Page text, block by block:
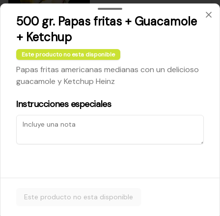
$5.200
Cheese Roll
Queso crema - palta - cebollín
$5.200
$5.800
500 gr. Papas fritas + Guacamole
+ Ketchup
Este producto no esta disponible
Papas fritas americanas medianas con un delicioso
guacamole y Ketchup Heinz
Instrucciones especiales
Este producto no esta disponible